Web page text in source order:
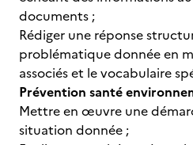
documents ;
Rédiger une réponse
problématique donnée en
associés et le vocabulaire
Prévention santé
Mettre en œuvre une
situation donnée ;